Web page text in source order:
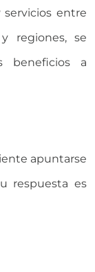
entre
regiones, se
beneficios a
apuntarse
respuesta es